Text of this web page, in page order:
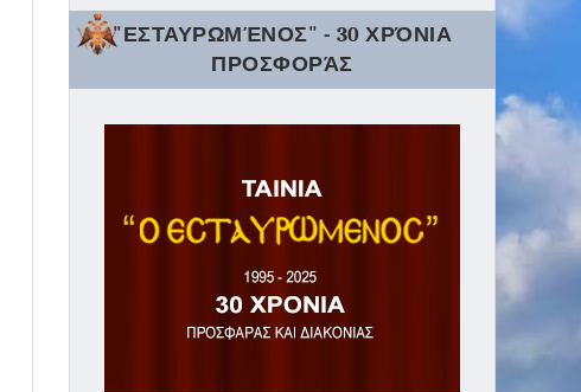
"ΕΣΤΑΥΡΩΜΈΝΟΣ" - 30 ΧΡΌΝΙΑ
ΠΡΟΣΦΟΡΆΣ